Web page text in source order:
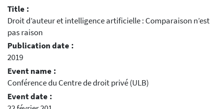
Title :
Droit d’auteur et intelligence artificielle : Comparaison n’est
pas raison
Publication date :
2019
Event name :
Conférence du Centre de droit privé (ULB)
Event date :